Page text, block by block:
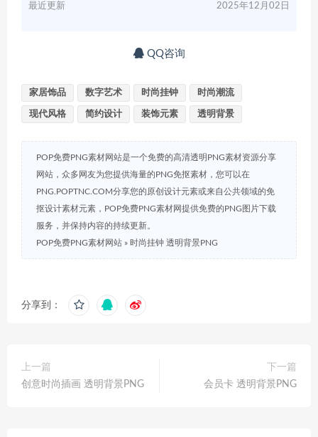
最近更新 2025年12月02日
QQ咨询
家居饰品 数字艺术 时尚挂钟 时尚潮流
现代风格 简约设计 装饰元素 透明背景
POP免费PNG素材网站是一个免费的高清透明PNG素材资源分享
网站，众多网友为您提供海量的PNG免抠素材，您可以在
PNG.POPTNC.COM分享您的原创设计元素或来自公共领域的免
抠设计素材元素，POP免费PNG素材网提供免费的PNG图片下载
服务，并保持内容的持续更新。
POP免费PNG素材网站 » 时尚挂钟 透明背景PNG
分享到：
上一篇
创意时尚插画 透明背景PNG
下一篇
会员卡 透明背景PNG